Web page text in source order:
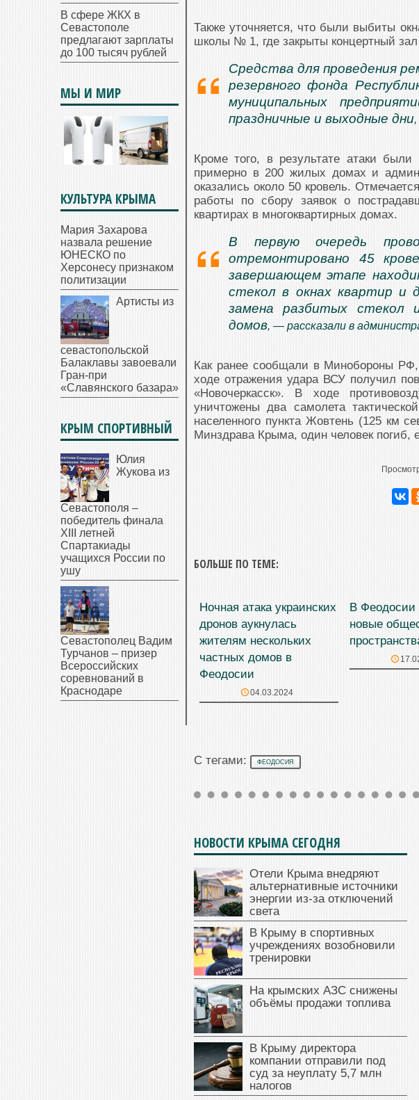
Также уточняется, что были выбиты
школы № 1, где закрыты концертный
Средства для проведения
резервного фонда
муниципальных
праздничные и выходные дни
Кроме того, в результате атаки
примерно в 200 жилых домах и
оказались около 50 кровель.
работы по сбору заявок о
квартирах в многоквартирных домах.
В первую очередь
отремонтировано 45
завершающем этапе
стекол в окнах квартир и
замена разбитых стекол
домов, — рассказали в
Как ранее сообщали в Минобороны
ходе отражения удара ВСУ получил
«Новочеркасск». В ходе
уничтожены два самолета
населенного пункта Жовтень (125 км
Минздрава Крыма, один человек погиб,
БОЛЬШЕ ПО ТЕМЕ:
Ночная атака украинских
дронов аукнулась
жителям нескольких
частных домов в
Феодосии
04.03.2024
В Феодосии
новые
С тегами: ФЕОДОСИЯ
НОВОСТИ КРЫМА СЕГОДНЯ
Отели Крыма внедряют
альтернативные источники
энергии из-за отключений
света
В Крыму в спортивных
учреждениях возобновили
тренировки
На крымских АЗС снижены
объёмы продажи топлива
В Крыму директора
компании отправили под
суд за неуплату 5,7 млн
налогов
В сфере ЖКХ в
Севастополе
предлагают зарплаты
до 100 тысяч рублей
МЫ И МИР
КУЛЬТУРА КРЫМА
Мария Захарова
назвала решение
ЮНЕСКО по
Херсонесу признаком
политизации
Артисты из
севастопольской
Балаклавы завоевали
Гран-при
«Славянского базара»
КРЫМ СПОРТИВНЫЙ
Юлия
Жукова из
Севастополя –
победитель финала
XIII летней
Спартакиады
учащихся России по
ушу
Севастополец Вадим
Турчанов – призер
Всероссийских
соревнований в
Краснодаре